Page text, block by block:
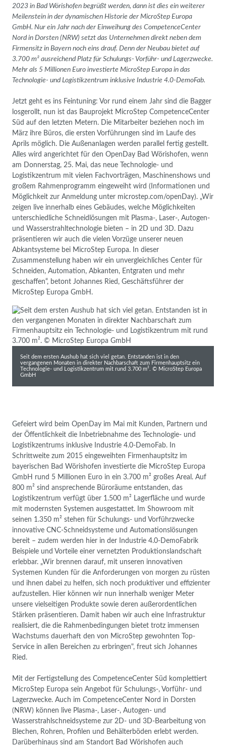
2023 in Bad Wörishofen begrüßt werden, dann ist dies ein weiterer
Meilenstein in der dynamischen Historie der MicroStep Europa
GmbH. Nur ein Jahr nach der Einweihung des CompetenceCenter
Nord in Dorsten (NRW) setzt das Unternehmen direkt neben dem
Firmensitz in Bayern noch eins drauf. Denn der Neubau bietet auf
3.700 m² ausreichend Platz für Schulungs- Vorführ- und Lagerzwecke.
Mehr als 5 Millionen Euro investierte MicroStep Europa in das
Technologie- und Logistikzentrum inklusive Industrie 4.0-DemoFab.
Jetzt geht es ins Feintuning: Vor rund einem Jahr sind die Bagger
losgerollt, nun ist das Bauprojekt MicroStep CompetenceCenter
Süd auf den letzten Metern. Die Mitarbeiter beziehen noch im
März ihre Büros, die ersten Vorführungen sind im Laufe des
Aprils möglich. Die Außenanlagen werden parallel fertig gestellt.
Alles wird angerichtet für den OpenDay Bad Wörishofen, wenn
am Donnerstag, 25. Mai, das neue Technologie- und
Logistikzentrum mit vielen Fachvorträgen, Maschinenshows und
großem Rahmenprogramm eingeweiht wird (Informationen und
Möglichkeit zur Anmeldung unter microstep.com/openDay). „Wir
zeigen live innerhalb eines Gebäudes, welche Möglichkeiten
unterschiedliche Schneidlösungen mit Plasma-, Laser-, Autogen-
und Wasserstrahltechnologie bieten – in 2D und 3D. Dazu
präsentieren wir auch die vielen Vorzüge unserer neuen
Abkantsysteme bei MicroStep Europa. In dieser
Zusammenstellung haben wir ein unvergleichliches Center für
Schneiden, Automation, Abkanten, Entgraten und mehr
geschaffen“, betont Johannes Ried, Geschäftsführer der
MicroStep Europa GmbH.
Seit dem ersten Aushub hat sich viel getan. Entstanden ist in den
vergangenen Monaten in direkter Nachbarschaft zum Firmenhauptsitz ein
Technologie- und Logistikzentrum mit rund 3.700 m². © MicroStep Europa
GmbH
Gefeiert wird beim OpenDay im Mai mit Kunden, Partnern und
der Öffentlichkeit die Inbetriebnahme des Technologie- und
Logistikzentrums inklusive Industrie 4.0-DemoFab. In
Schrittweite zum 2015 eingeweihten Firmenhauptsitz im
bayerischen Bad Wörishofen investierte die MicroStep Europa
GmbH rund 5 Millionen Euro in ein 3.700 m² großes Areal. Auf
800 m² sind ansprechende Büroräume entstanden, das
Logistikzentrum verfügt über 1.500 m² Lagerfläche und wurde
mit modernsten Systemen ausgestattet. Im Showroom mit
seinen 1.350 m² stehen für Schulungs- und Vorführzwecke
innovative CNC-Schneidsysteme und Automationslösungen
bereit – zudem werden hier in der Industrie 4.0-DemoFabrik
Beispiele und Vorteile einer vernetzten Produktionslandschaft
erlebbar. „Wir brennen darauf, mit unseren innovativen
Systemen Kunden für die Anforderungen von morgen zu rüsten
und ihnen dabei zu helfen, sich noch produktiver und effizienter
aufzustellen. Hier können wir nun innerhalb weniger Meter
unsere vielseitigen Produkte sowie deren außerordentlichen
Stärken präsentieren. Damit haben wir auch eine Infrastruktur
realisiert, die die Rahmenbedingungen bietet trotz immensen
Wachstums dauerhaft den von MicroStep gewohnten Top-
Service in allen Bereichen zu erbringen", freut sich Johannes
Ried.
Mit der Fertigstellung des CompetenceCenter Süd komplettiert
MicroStep Europa sein Angebot für Schulungs-, Vorführ- und
Lagerzwecke. Auch im CompetenceCenter Nord in Dorsten
(NRW) können live Plasma-, Laser-, Autogen- und
Wasserstrahlschneidsysteme zur 2D- und 3D-Bearbeitung von
Blechen, Rohren, Profilen und Behälterböden erlebt werden.
Darüberhinaus sind am Standort Bad Wörishofen auch